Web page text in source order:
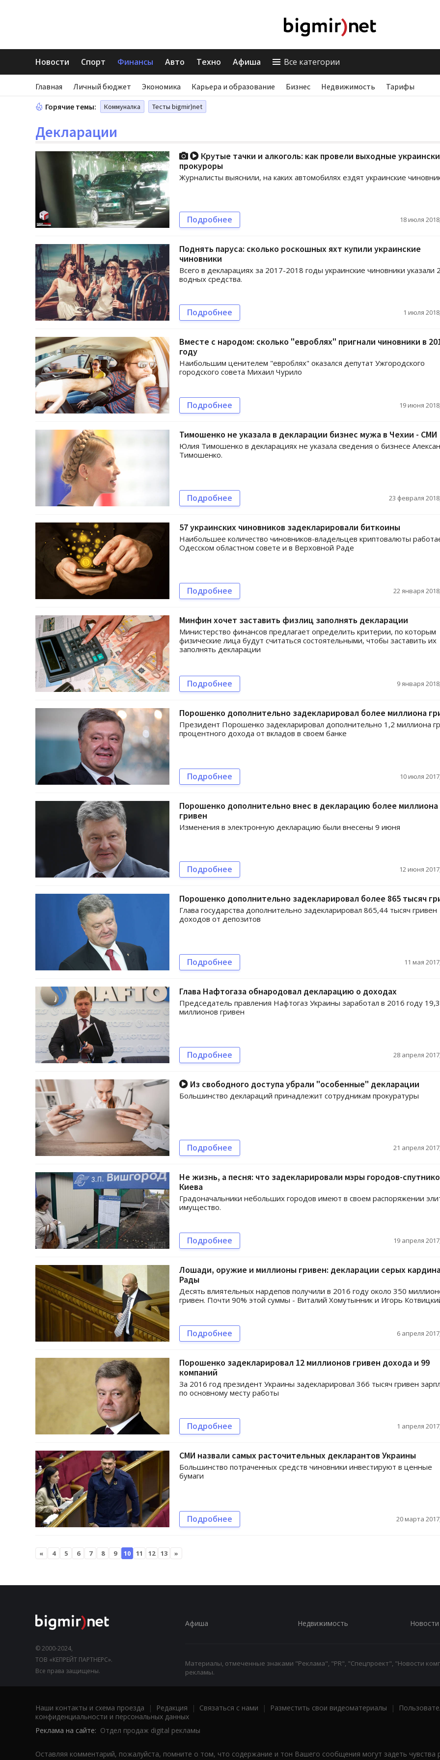
Новости Спорт Финансы Авто Техно Афиша Все категории
Главная Личный бюджет Экономика Карьера и образование Бизнес Недвижимость Тарифы
Горячие темы: Коммуналка Тесты bigmir)net
Декларации
Крутые тачки и алкоголь: как провели выходные
прокуроры
Журналисты выяснили, на каких автомобилях ездят украинские
Подробнее 18 июля
Поднять паруса: cколько роскошных яхт купили украинские
чиновники
Всего в декларациях за 2017-2018 годы украинские чиновники указали
водных средства.
Подробнее 1 июля
Вместе с народом: сколько "евроблях" пригнали чиновники в
году
Наибольшим ценителем "евроблях" оказался депутат Ужгородского
городского совета Михаил Чурило
Подробнее 19 июня
Тимошенко не указала в декларации бизнес мужа в Чехии - СМИ
Юлия Тимошенко в декларациях не указала сведения о бизнесе
Тимошенко.
Подробнее 23 февраля
57 украинских чиновников задекларировали биткоины
Наибольшее количество чиновников-владельцев криптовалюты
Одесском областном совете и в Верховной Раде
Подробнее 22 января
Минфин хочет заставить физлиц заполнять декларации
Министерство финансов предлагает определить критерии, по которым
физические лица будут считаться состоятельными, чтобы заставить их
заполнять декларации
Подробнее 9 января
Порошенко дополнительно задекларировал более миллиона
Президент Порошенко задекларировал дополнительно 1,2 миллиона
процентного дохода от вкладов в своем банке
Подробнее 10 июля
Порошенко дополнительно внес в декларацию более миллиона
гривен
Изменения в электронную декларацию были внесены 9 июня
Подробнее 12 июня
Порошенко дополнительно задекларировал более 865 тысяч
Глава государства дополнительно задекларировал 865,44 тысяч гривен
доходов от депозитов
Подробнее 11 мая
Глава Нафтогаза обнародовал декларацию о доходах
Председатель правления Нафтогаз Украины заработал в 2016 году 19,3
миллионов гривен
Подробнее 28 апреля
Из свободного доступа убрали "особенные" декларации
Большинство деклараций принадлежит сотрудникам прокуратуры
Подробнее 21 апреля
Не жизнь, а песня: что задекларировали мэры городов-
Киева
Градоначальники небольших городов имеют в своем распоряжении
имущество.
Подробнее 19 апреля
Лошади, оружие и миллионы гривен: декларации серых
Рады
Десять влиятельных нардепов получили в 2016 году около 350
гривен. Почти 90% этой суммы - Виталий Хомутынник и Игорь
Подробнее 6 апреля
Порошенко задекларировал 12 миллионов гривен дохода и 99
компаний
За 2016 год президент Украины задекларировал 366 тысяч гривен
по основному месту работы
Подробнее 1 апреля
СМИ назвали самых расточительных декларантов Украины
Большинство потраченных средств чиновники инвестируют в ценные
бумаги
Подробнее 20 марта
« 4 5 6 7 8 9 10 11 12 13 »
© 2000-2024,
ТОВ «КЕПРЕЙТ ПАРТНЕРС».
Все права защищены.
Афиша Недвижимость Новости
Материалы, отмеченные знаками "Реклама", "PR", "Спецпроект", "Новости
рекламы.
Наши контакты и схема проезда | Редакция | Связаться с нами | Разместить свои видеоматериалы |
конфиденциальности и персональных данных
Реклама на сайте: Отдел продаж digital рекламы
Оставляя комментарий, пожалуйста, помните о том, что содержание и тон Вашего сообщения могут задеть чувства